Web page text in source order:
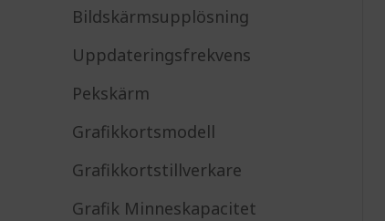
Bildskärmsupplösning
Uppdateringsfrekvens
Pekskärm
Grafikkortsmodell
Grafikkortstillverkare
Grafik Minneskapacitet